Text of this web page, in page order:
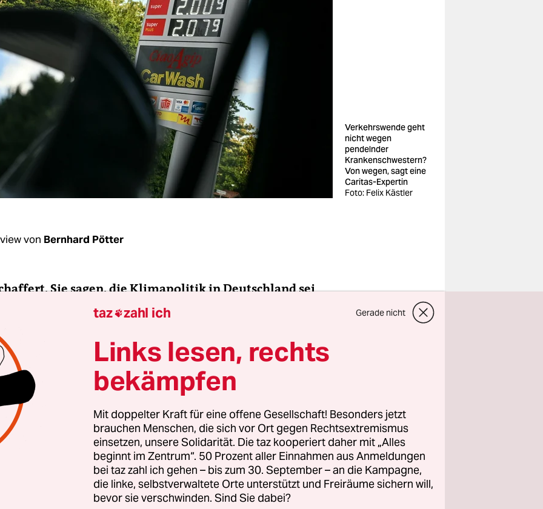
Verkehrswende geht
nicht wegen
pendelnder
Krankenschwestern?
Von wegen, sagt eine
Caritas-Expertin
Foto: Felix Kästler
von Bernhard Pötter
Sie sagen, die Klimapolitik in Deutschland sei
unsozial. Warum?
Die bisherige Klimapolitik beruhte im Wesentlichen
Bepreisung und Förderprogramme. Zur Finanzierung
Energien gab es die EEG-Umlage. Das ist eine
Konsumsteuer. Wer weniger verdient, muss einen
des Einkommens dafür ausgeben. Der Klimaschutz wird
progressiv wirkende Steuern oder über
finanziert, sondern über sehr unsozial wirkende
Von den Einnahmen aus den EEG-Anlagen haben die
taz zahl ich Gerade nicht
Links lesen, rechts
bekämpfen
Mit doppelter Kraft für eine offene Gesellschaft! Besonders jetzt
brauchen Menschen, die sich vor Ort gegen Rechtsextremismus
einsetzen, unsere Solidarität. Die taz kooperiert daher mit „Alles
beginnt im Zentrum“. 50 Prozent aller Einnahmen aus Anmeldungen
bei taz zahl ich gehen – bis zum 30. September – an die Kampagne,
die linke, selbstverwaltete Orte unterstützt und Freiräume sichern will,
bevor sie verschwinden. Sind Sie dabei?